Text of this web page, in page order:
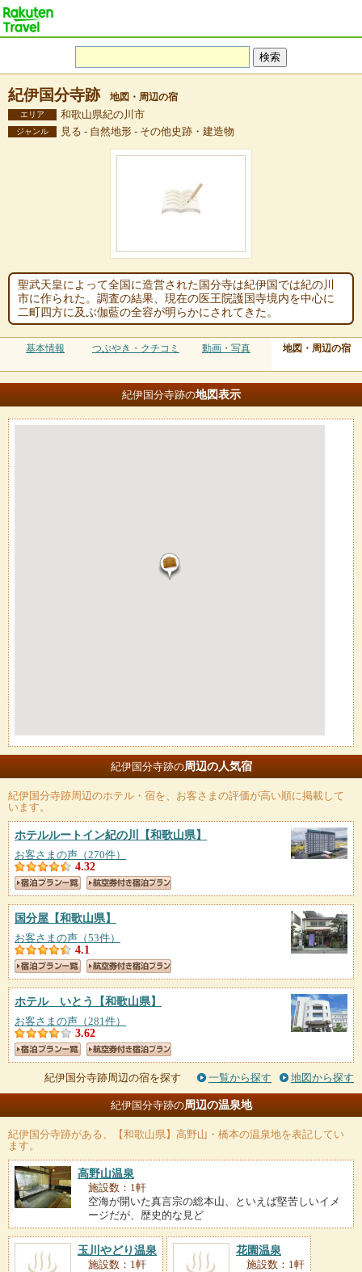
紀伊国分寺跡 地図・周辺の宿
エリア 和歌山県紀の川市
ジャンル 見る - 自然地形 - その他史跡・建造物
聖武天皇によって全国に造営された国分寺は紀伊国では紀の川
市に作られた。調査の結果、現在の医王院護国寺境内を中心に
二町四方に及ぶ伽藍の全容が明らかにされてきた。
基本情報 つぶやき・クチコミ 動画・写真 地図・周辺の宿
紀伊国分寺跡の地図表示
紀伊国分寺跡の周辺の人気宿
紀伊国分寺跡周辺のホテル・宿を、お客さまの評価が高い順に掲載して
います。
ホテルルートイン紀の川 【和歌山県】
お客さまの声（270件）
4.32
国分屋 【和歌山県】
お客さまの声（53件）
4.1
ホテル いとう 【和歌山県】
お客さまの声（281件）
3.62
紀伊国分寺跡周辺の宿を探す 一覧から探す 地図から探す
紀伊国分寺跡の周辺の温泉地
紀伊国分寺跡がある、【和歌山県】高野山・橋本の温泉地を表記してい
ます。
高野山温泉
施設数：1軒
空海が開いた真言宗の総本山、といえば堅苦しいイメ
ージだが、歴史的な見ど
玉川やどり温泉
施設数：1軒
花園温泉
施設数：1軒